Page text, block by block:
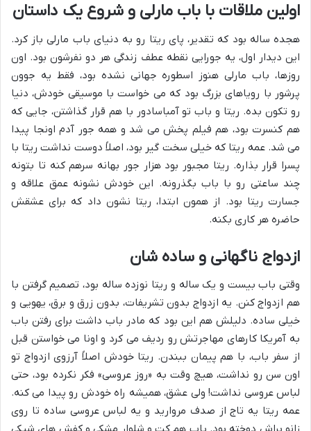
اولین ملاقات با باب مارلی و شروع یک داستان
هجده ساله بود که تقدیر، پای ریتا رو به دنیای باب مارلی باز کرد.
این دیدار اول، یه جورایی نقطه عطف زندگی هر دو نفرشون بود. اون
روزها، باب مارلی هنوز اسطوره جهانی نشده بود، فقط یه جوون
پرشور با رویاهای بزرگ بود که می خواست با موسیقی خودش، دنیا
رو تکون بده. ریتا و باب تو آمباسادور با هم قرار گذاشتن، جایی که
هم کنسرت بود، هم فیلم پخش می شد و همه جور آدم اونجا پیدا
می شد. عمه ریتا که خیلی سخت گیر بود، اصلاً دوست نداشت ریتا با
پسرا قرار بذاره. ریتا مجبور بود هزار جور بهانه سرهم کنه تا بتونه
چند ساعتی رو با باب بگذرونه. این خودش نشونه عمق علاقه و
جسارت ریتا بود. از همون ابتدا، ریتا نشون داد که برای عشقش
حاضره هر کاری بکنه.
ازدواج ناگهانی و ساده شان
وقتی باب بیست و یک ساله و ریتا نوزده ساله بود، تصمیم گرفتن با
هم ازدواج کنن. یه ازدواج بدون تشریفات، بدون زرق و برق، یهویی و
خیلی ساده. دلیلش هم این بود که مادر باب داشت برای رفتن باب
به آمریکا کارهای مهاجرتش رو ردیف می کرد و اونا می خواستن قبل
از سفر باب، با هم پیمان ببندن. ریتا خودش اصلاً آرزوی ازدواج تو
اون سن رو نداشت، هیچ وقت به «روز عروسی» فکر نکرده بود، حتی
لباس عروسی نداشت! ولی عشق، همیشه راه خودش رو پیدا می کنه.
عمه ریتا یه تاج از صدف مروارید و یه لباس عروسی ساده تا روی